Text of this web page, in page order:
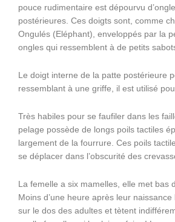
pouce rudimentaire est dépourvu
postérieures. Ces doigts sont, comme
Ongulés (Eléphant), enveloppés par la
ongles qui ressemblent à de petits
Le doigt interne de la patte postérieure
ressemblant à une griffe, il est utilisé
Très habiles pour se faufiler dans les
pelage possède de longs poils tactiles
largement de la fourrure. Ces poils
se déplacer dans l’obscurité des
La femelle a six mamelles, elle met bas
Moins d’une heure après leur
sur le dos des adultes et tètent